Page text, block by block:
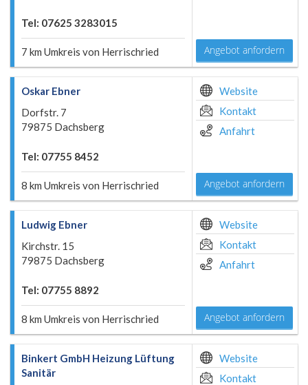
Tel: 07625 3283015
7 km Umkreis von Herrischried Angebot anfordern
Oskar Ebner
Dorfstr. 7
79875 Dachsberg
Tel: 07755 8452
8 km Umkreis von Herrischried
Website
Kontakt
Anfahrt
Angebot anfordern
Ludwig Ebner
Kirchstr. 15
79875 Dachsberg
Tel: 07755 8892
8 km Umkreis von Herrischried
Website
Kontakt
Anfahrt
Angebot anfordern
Binkert GmbH Heizung Lüftung
Sanitär
Website
Kontakt